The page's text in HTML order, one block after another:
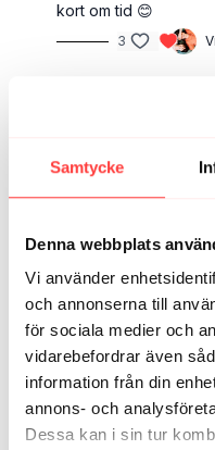
Samtycke
Denna webbplats
Vi använder
och annonserna till
för sociala medier och
vidarebefordrar även
information från din
annons- och
Dessa kan i sin tur
kort om tid 😊
3
4 tvåminuterspass
7 Visa
Så bra extra pass för
2
juni 02, 2023
Perfekt innan pw för
2